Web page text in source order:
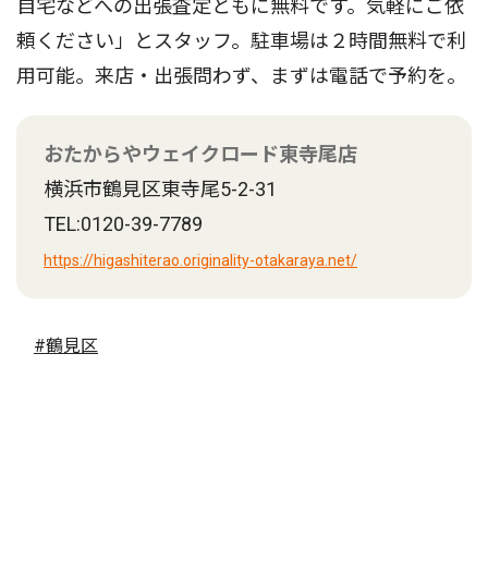
自宅などへの出張査定ともに無料です。気軽にご依
頼ください」とスタッフ。駐車場は２時間無料で利
用可能。来店・出張問わず、まずは電話で予約を。
おたからやウェイクロード東寺尾店
横浜市鶴見区東寺尾5-2-31
TEL:0120-39-7789
https://higashiterao.originality-otakaraya.net/
#鶴見区